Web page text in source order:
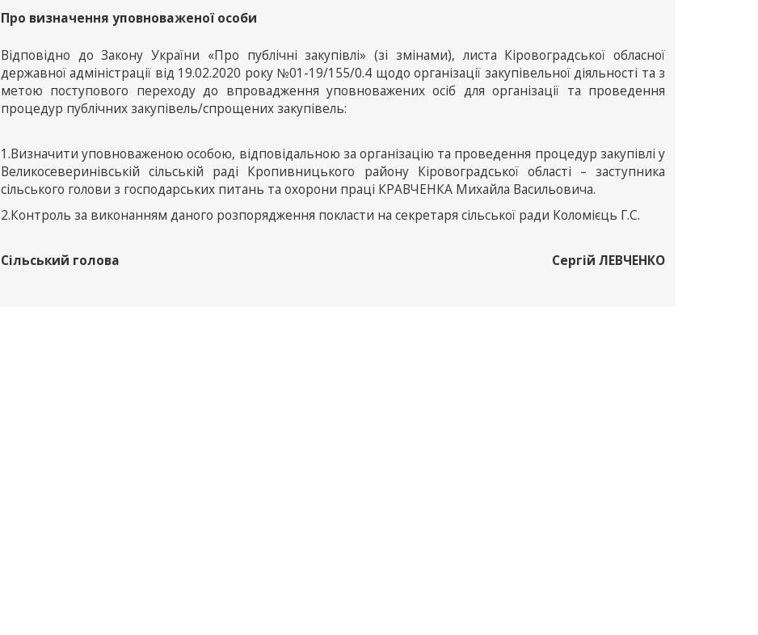
Про визначення уповноваженої особи
Відповідно до Закону України «Про публічні закупівлі» (зі змінами), листа Кіровоградської обласної
державної адміністрації від 19.02.2020 року №01-19/155/0.4 щодо організації закупівельної діяльності та з
метою поступового переходу до впровадження уповноважених осіб для організації та проведення
процедур публічних закупівель/спрощених закупівель:
1.Визначити уповноваженою особою, відповідальною за організацію та проведення процедур закупівлі у
Великосеверинівській сільській раді Кропивницького району Кіровоградської області – заступника
сільського голови з господарських питань та охорони праці КРАВЧЕНКА Михайла Васильовича.
2.Контроль за виконанням даного розпорядження покласти на секретаря сільської ради Коломієць Г.С.
Сільський голова Сергій ЛЕВЧЕНКО